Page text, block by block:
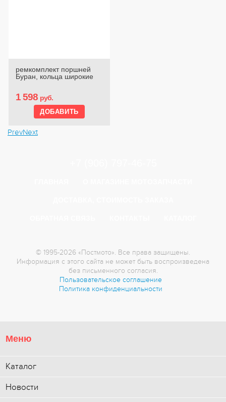
ремкомплект поршней
Буран, кольца широкие
1 598 руб.
PrevNext
© 1995-2026 «Постмото». Все права защищены.
Информация с этого сайта не может быть воспроизведена
без письменного согласия.
Пользовательское соглашение
Политика конфиденциальности
Меню
Каталог
Новости